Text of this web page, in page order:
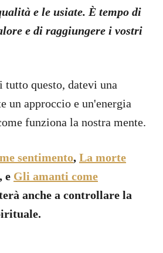
e le usiate. È tempo di
e di raggiungere i vostri
tutto questo, datevi una
un approccio e un'energia
funziona la nostra mente.
sentimento, La morte
, e Gli amanti come
anche a controllare la